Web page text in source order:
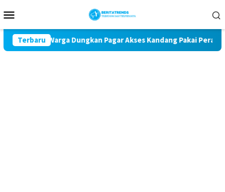
ke
Mobile
Terbaru
Warga Dungkan Pagar Akses Kandang Pakai Peraga Adat